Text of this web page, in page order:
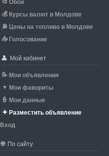
Обои
💰 Курсы валют в Молдове
⛽ Цены на топливо в Молдове
📥 Голосование
👤 Мой кабинет
📝 Мои объявления
♥ Мои фавориты
👮 Мои данные
➕ Разместить объявление
Вход
🌐 По сайту